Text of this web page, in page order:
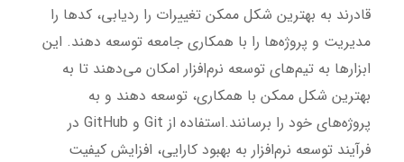
قادرند به بهترین شکل ممکن تغییرات را ردیابی، کدها را
مدیریت و پروژه‌ها را با همکاری جامعه توسعه دهند. این
ابزارها به تیم‌های توسعه نرم‌افزار امکان می‌دهند تا به
بهترین شکل ممکن با همکاری، توسعه دهند و به
پروژه‌های خود را برسانند.استفاده از Git و GitHub در
فرآیند توسعه نرم‌افزار به بهبود کارایی، افزایش کیفیت